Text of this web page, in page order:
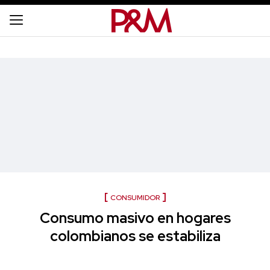
CONSUMIDOR
Consumo masivo en hogares
colombianos se estabiliza